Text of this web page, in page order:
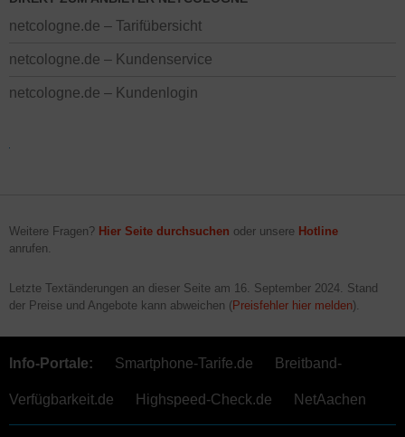
netcologne.de – Tarifübersicht
netcologne.de – Kundenservice
netcologne.de – Kundenlogin
Weitere Fragen? Hier Seite durchsuchen oder unsere Hotline
anrufen.
Letzte Textänderungen an dieser Seite am 16. September 2024. Stand
der Preise und Angebote kann abweichen (Preisfehler hier melden).
Info-Portale: Smartphone-Tarife.de Breitband-
Verfügbarkeit.de Highspeed-Check.de NetAachen